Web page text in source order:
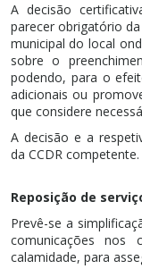
A decisão
parecer obrigatório
municipal do local
sobre o
podendo, para o
adicionais ou
que considere
A decisão e a
da CCDR competente.
Reposição de
Prevê-se a
comunicações nos
calamidade, para